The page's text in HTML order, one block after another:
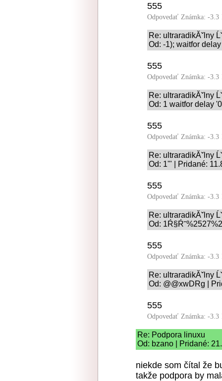
555
Odpovedať Známka: -3.3
Re: ultraradikĂˇlny
Od: -1); waitfor
555
Odpovedať Známka: -3.3
Re: ultraradikĂˇlny
Od: 1 waitfor delay
555
Odpovedať Známka: -3.3
Re: ultraradikĂˇlny
Od: 1'" | Pridané:
555
Odpovedať Známka: -3.3
Re: ultraradikĂˇlny
Od:
555
Odpovedať Známka: -3.3
Re: ultraradikĂˇlny
Od: @@xwDRg |
555
Odpovedať Známka: -3.3
Re: Podpora linuxu
Od: bzano | Pridané:
niekde som čítal že
takže podpora by